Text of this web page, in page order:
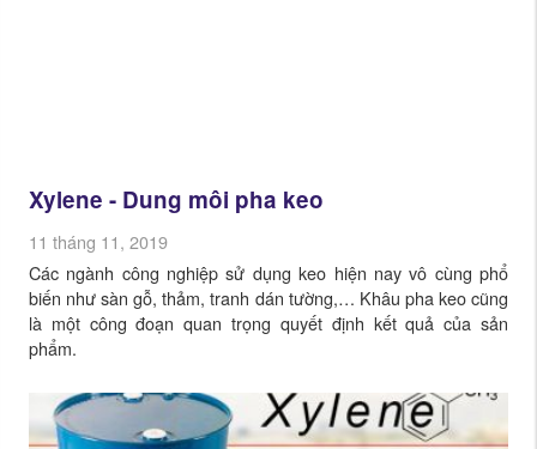
Xylene - Dung môi pha keo
11 tháng 11, 2019
Các ngành công nghiệp sử dụng keo hiện nay vô cùng phổ
biến như sàn gỗ, thảm, tranh dán tường,… Khâu pha keo cũng
là một công đoạn quan trọng quyết định kết quả của sản
phẩm.